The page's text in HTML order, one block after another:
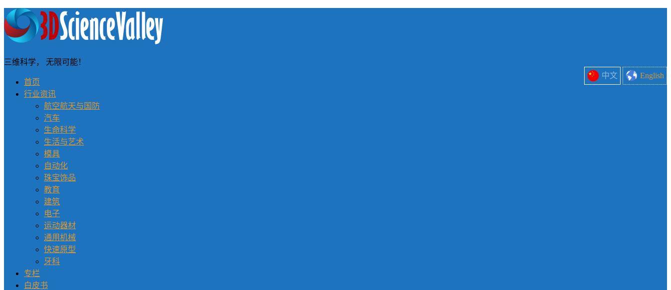
中文 English
三维科学， 无限可能！
首页
行业资讯
航空航天与国防
汽车
生命科学
生活与艺术
模具
自动化
珠宝饰品
教育
建筑
电子
运动器材
通用机械
快速原型
牙科
专栏
白皮书